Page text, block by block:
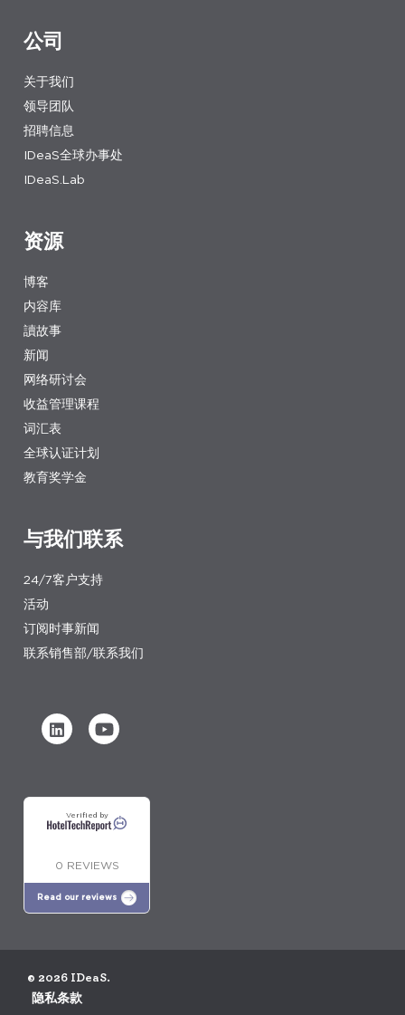
公司
关于我们
领导团队
招聘信息
IDeaS全球办事处
IDeaS.Lab
资源
博客
内容库
讀故事
新闻
网络研讨会
收益管理课程
词汇表
全球认证计划
教育奖学金
与我们联系
24/7客户支持
活动
订阅时事新闻
联系销售部/联系我们
Verified by
0 REVIEWS
Read our reviews
© 2026 IDeaS.
隐私条款